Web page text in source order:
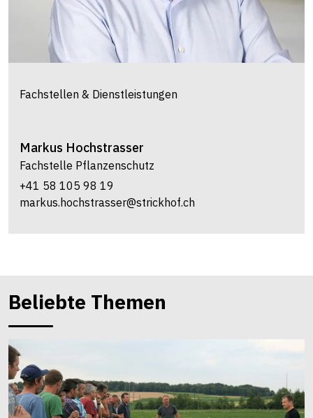
Fachstellen & Dienstleistungen
Markus Hochstrasser
Fachstelle Pflanzenschutz
+41 58 105 98 19
markus.hochstrasser@strickhof.ch
Beliebte Themen